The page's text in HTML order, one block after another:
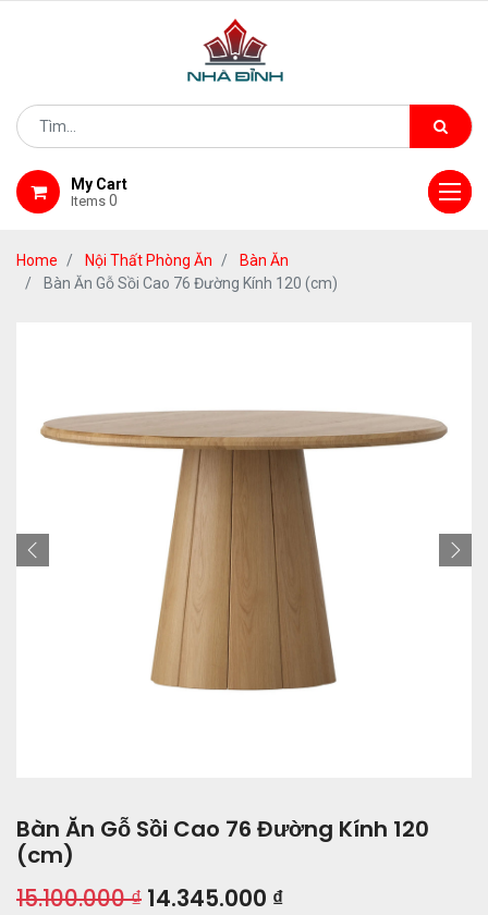
My Cart
Items 0
Home Nội Thất Phòng Ăn
Bàn Ăn
Bàn Ăn Gỗ Sồi Cao 76 Đường Kính 120 (cm)
Bàn Ăn Gỗ Sồi Cao 76 Đường Kính 120
(cm)
15.100.000₫ 14.345.000 ₫